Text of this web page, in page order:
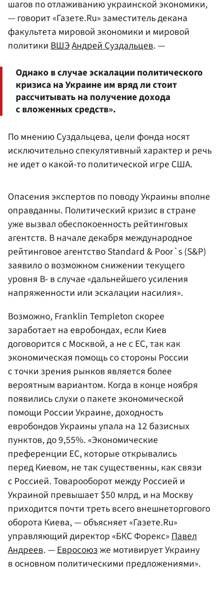
шагов по отлаживанию украинской экономики,
— говорит «Газете.Ru» заместитель декана
факультета мировой экономики и мировой
политикиВШЭАндрей Суздальцев. —
Однако в случае эскалации политического
кризиса на Украине им вряд ли стоит
рассчитывать на получение дохода
с вложенных средств».
По мнению Суздальцева, цели фонда носят
исключительно спекулятивный характер и речь
не идет о какой-то политической игре США.
Опасения экспертов по поводу Украины вполне
оправданны. Политический кризис в стране
уже вызвал обеспокоенность рейтинговых
агентств. В начале декабря международное
рейтинговое агентство Standard & Poor`s (S&P)
заявило о возможном снижении текущего
уровня B- в случае «дальнейшего усиления
напряженности или эскалации насилия».
Возможно, Franklin Templeton скорее
заработает на евробондах, если Киев
договорится с Москвой, а не с ЕС, так как
экономическая помощь со стороны России
с точки зрения рынков является более
вероятным вариантом. Когда в конце ноября
появились слухи о пакете экономической
помощи России Украине, доходность
евробондов Украины упала на 12 базисных
пунктов, до 9,55%. «Экономические
преференции ЕС, которые открывались
перед Киевом, не так существенны, как связи
с Россией. Товарооборот между Россией и
Украиной превышает $50 млрд, и на Москву
приходится почти треть всего внешнеторгового
оборота Киева, — объясняет «Газете.Ru»
управляющий директор «БКС Форекс»Павел
Андреев. —Евросоюзже мотивирует Украину
в основном политическими предложениями».